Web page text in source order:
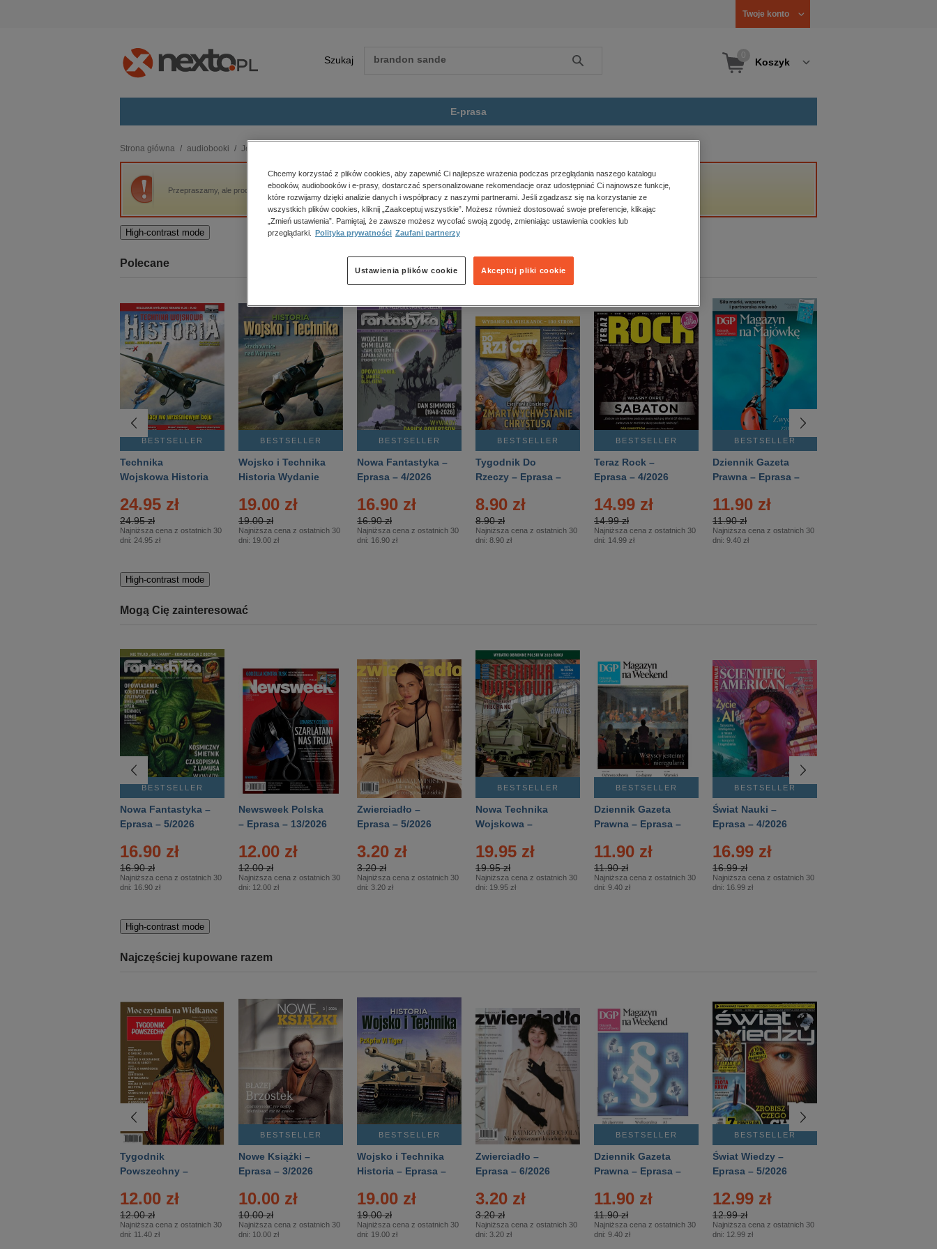
Twoje konto
Szukaj Szukaj Koszyk
E-prasa
budownictwo, aranżacja wnętrz
biznesowe, branżowe, gospodarka
darmowe wydania
edukacja
kobiece, lifestyle, kultura
polityka, społeczno-informacyjne
psychologiczne
inne
popularno-naukowe
historia
zdrowie
religie
Strona główna audiobooki Języki i nauka języków
Przepraszamy, ale produkt „Norweski Kurs Podstawowy” nie jest dostępny.
High-contrast mode
Polecane
BESTSELLER
Technika
Wojskowa Historia
24.95 zł
24.95 zł
Najniższa cena z ostatnich 30
dni: 24.95 zł
BESTSELLER
Wojsko i Technika
Historia Wydanie
– 2/2026
19.00 zł
19.00 zł
Najniższa cena z ostatnich 30
dni: 19.00 zł
BESTSELLER
Nowa Fantastyka –
Eprasa – 4/2026
16.90 zł
16.90 zł
Najniższa cena z ostatnich 30
dni: 16.90 zł
BESTSELLER
Tygodnik Do
Rzeczy – Eprasa –
8.90 zł
8.90 zł
Najniższa cena z ostatnich 30
dni: 8.90 zł
BESTSELLER
Teraz Rock –
Eprasa – 4/2026
14.99 zł
14.99 zł
Najniższa cena z ostatnich 30
dni: 14.99 zł
BESTSELLER
Dziennik Gazeta
Prawna – Eprasa –
11.90 zł
11.90 zł
Najniższa cena z ostatnich 30
dni: 9.40 zł
High-contrast mode
Mogą Cię zainteresować
BESTSELLER
Nowa Fantastyka –
Eprasa – 5/2026
16.90 zł
16.90 zł
Najniższa cena z ostatnich 30
dni: 16.90 zł
Newsweek Polska
– Eprasa – 13/2026
12.00 zł
12.00 zł
Najniższa cena z ostatnich 30
dni: 12.00 zł
Zwierciadło –
Eprasa – 5/2026
3.20 zł
3.20 zł
Najniższa cena z ostatnich 30
dni: 3.20 zł
BESTSELLER
Nowa Technika
Wojskowa –
19.95 zł
19.95 zł
Najniższa cena z ostatnich 30
dni: 19.95 zł
BESTSELLER
Dziennik Gazeta
Prawna – Eprasa –
11.90 zł
11.90 zł
Najniższa cena z ostatnich 30
dni: 9.40 zł
BESTSELLER
Świat Nauki –
Eprasa – 4/2026
16.99 zł
16.99 zł
Najniższa cena z ostatnich 30
dni: 16.99 zł
High-contrast mode
Najczęściej kupowane razem
Tygodnik
Powszechny –
12.00 zł
12.00 zł
Najniższa cena z ostatnich 30
dni: 11.40 zł
BESTSELLER
Nowe Książki –
Eprasa – 3/2026
10.00 zł
10.00 zł
Najniższa cena z ostatnich 30
dni: 10.00 zł
BESTSELLER
Wojsko i Technika
Historia – Eprasa –
19.00 zł
19.00 zł
Najniższa cena z ostatnich 30
dni: 19.00 zł
Zwierciadło –
Eprasa – 6/2026
3.20 zł
3.20 zł
Najniższa cena z ostatnich 30
dni: 3.20 zł
BESTSELLER
Dziennik Gazeta
Prawna – Eprasa –
11.90 zł
11.90 zł
Najniższa cena z ostatnich 30
dni: 9.40 zł
BESTSELLER
Świat Wiedzy –
Eprasa – 5/2026
12.99 zł
12.99 zł
Najniższa cena z ostatnich 30
dni: 12.99 zł
Chcemy korzystać z plików cookies, aby zapewnić Ci najlepsze wrażenia podczas przeglądania naszego katalogu
ebooków, audiobooków i e-prasy, dostarczać spersonalizowane rekomendacje oraz udostępniać Ci najnowsze funkcje,
które rozwijamy dzięki analizie danych i współpracy z naszymi partnerami. Jeśli zgadzasz się na korzystanie ze
wszystkich plików cookies, kliknij „Zaakceptuj wszystkie”. Możesz również dostosować swoje preferencje, klikając
„Zmień ustawienia”. Pamiętaj, że zawsze możesz wycofać swoją zgodę, zmieniając ustawienia cookies lub
przeglądarki.
Polityka prywatności Zaufani partnerzy
Akceptuj pliki cookie
Ustawienia plików cookie